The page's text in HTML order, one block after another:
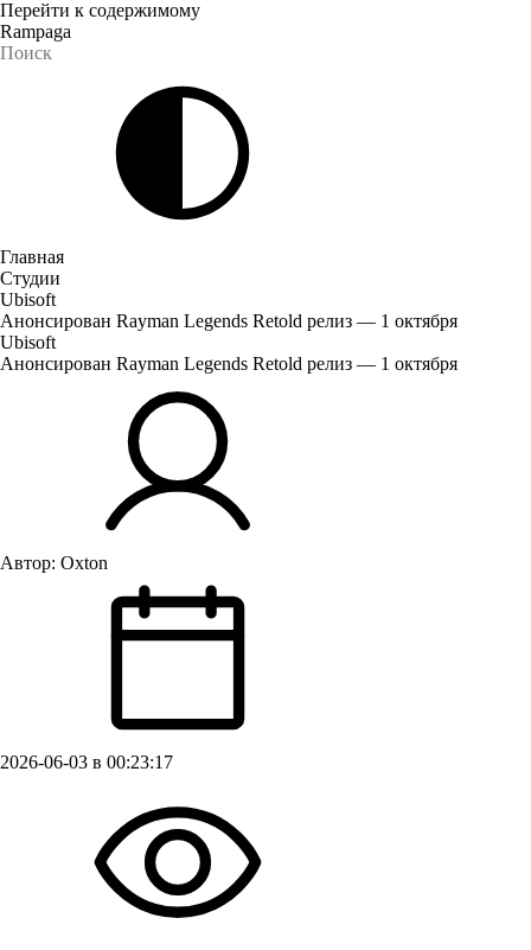
Перейти к содержимому
Rampaga
Главная
Студии
Ubisoft
Анонсирован Rayman Legends Retold релиз — 1 октября
Ubisoft
Анонсирован Rayman Legends Retold релиз — 1 октября
Автор: Oxton
2026-06-03 в 00:23:17